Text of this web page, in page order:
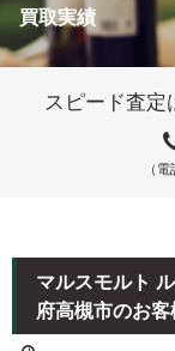
買取実績
スピード査定
（
マルスモルト
府高槻市のお客